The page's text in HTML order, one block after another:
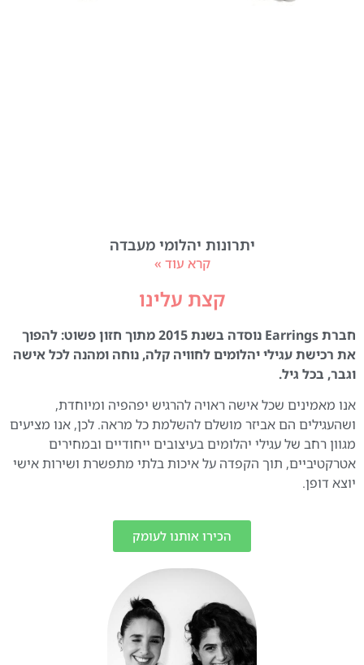
יתרונות יהלומי מעבדה
קרא עוד »
קצת עלינו
חברת Earrings נוסדה בשנת 2015 מתוך חזון פשוט: להפוך
את רכישת עגילי יהלומים לחוויה קלה, נוחה ומהנה לכל אישה
וגבר, בכל גיל.
אנו מאמינים שכל אישה ראויה להרגיש יפהפיה ומיוחדת,
ושהעגילים הם אביזר מושלם להשלמת כל מראה. לכן, אנו מציעים
מגוון רחב של עגילי יהלומים בעיצובים ייחודיים ובמחירים
אטרקטיביים, תוך הקפדה על איכות בלתי מתפשרת ושירות אישי
יוצא דופן.
הכירו אותנו לעומק